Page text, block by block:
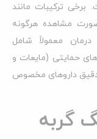
ترکیبات مانند
مشاهده هرگونه
درمان معمولاً شامل
حمایتی (مایعات و
داروهای مخصوص
گربه